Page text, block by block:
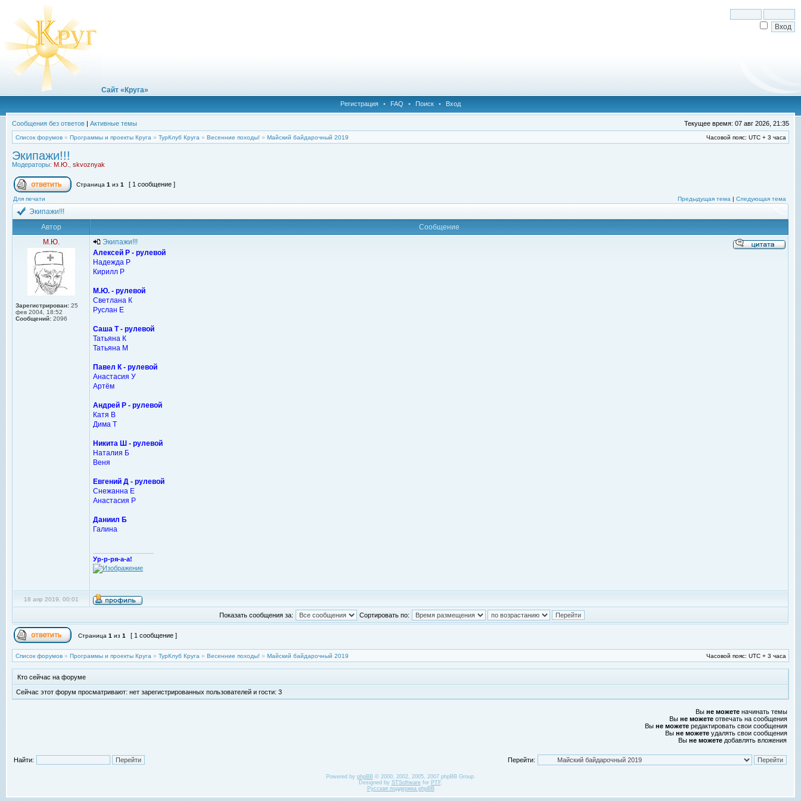
Сайт «Круга»
Регистрация • FAQ • Поиск • Вход
Сообщения без ответов | Активные темы Текущее время: 07 авг 2026, 21:35
Список форумов » Программы и проекты Круга » ТурКлуб Круга » Весенние походы! » Майский байдарочный 2019 Часовой пояс: UTC + 3 часа
Экипажи!!!
Модераторы: М.Ю. skvoznyak
Страница 1 из 1 [ 1 сообщение ]
Для печати Предыдущая тема | Следующая тема
Экипажи!!!
Автор
Сообщение
М.Ю.
Зарегистрирован: 25
фев 2004, 18:52
Сообщений: 2096
Экипажи!!!
Алексей Р - рулевой
Надежда Р
Кирилл Р
М.Ю. - рулевой
Светлана К
Руслан Е
Саша Т - рулевой
Татьяна К
Татьяна М
Павел К - рулевой
Анастасия У
Артём
Андрей Р - рулевой
Катя В
Дима Т
Никита Ш - рулевой
Наталия Б
Веня
Евгений Д - рулевой
Снежанна Е
Анастасия Р
Даниил Б
Галина
Ур-р-ря-а-а!
18 апр 2019, 00:01
Показать сообщения за: Сортировать по:
Страница 1 из 1 [ 1 сообщение ]
Список форумов » Программы и проекты Круга » ТурКлуб Круга » Весенние походы! » Майский байдарочный 2019 Часовой пояс: UTC + 3 часа
Кто сейчас на форуме
Сейчас этот форум просматривают: нет зарегистрированных пользователей и гости: 3
Вы не можете начинать темы
Вы не можете отвечать на сообщения
Вы не можете редактировать свои сообщения
Вы не можете удалять свои сообщения
Вы не можете добавлять вложения
Найти: Перейти:
Powered by phpBB© 2000, 2002, 2005, 2007 phpBB Group.
Designed by STSoftwarefor PTF.
Русская поддержка phpBB